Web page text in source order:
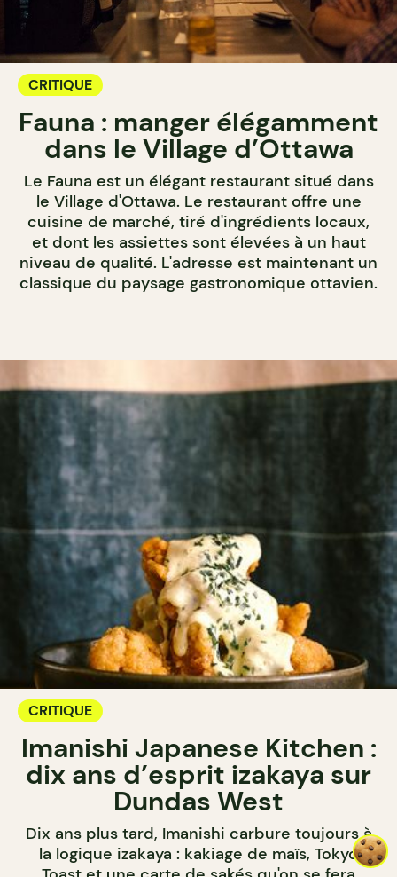
CRITIQUE
Fauna : manger élégamment
dans le Village d’Ottawa
Le Fauna est un élégant restaurant situé dans
le Village d'Ottawa. Le restaurant offre une
cuisine de marché, tiré d'ingrédients locaux,
et dont les assiettes sont élevées à un haut
niveau de qualité. L'adresse est maintenant un
classique du paysage gastronomique ottavien.
CRITIQUE
Imanishi Japanese Kitchen :
dix ans d’esprit izakaya sur
Dundas West
Dix ans plus tard, Imanishi carbure toujours à
la logique izakaya : kakiage de maïs, Tokyo